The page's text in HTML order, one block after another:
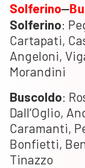
Solferino–
Solferino:
Cartapati,
Angeloni,
Morandini
Buscoldo:
Dall’Oglio,
Caramanti,
Bonfietti,
Tinazzo